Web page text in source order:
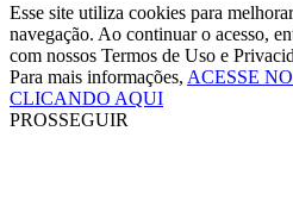
Esse site utiliza cookies para
navegação. Ao continuar o acesso,
com nossos Termos de Uso e
Para mais informações, ACESSE
CLICANDO AQUI
PROSSEGUIR